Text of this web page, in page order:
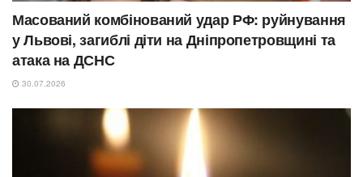
Масований комбінований удар РФ: руйнування
у Львові, загиблі діти на Дніпропетровщині та
атака на ДСНС
30.07.2026